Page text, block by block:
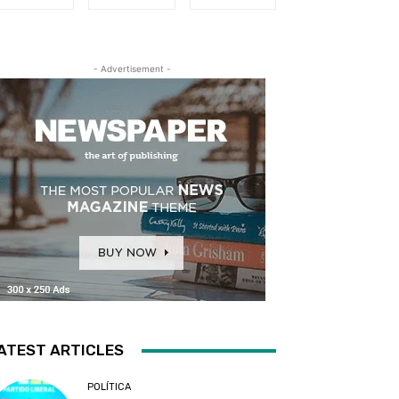
- Advertisement -
ARTICLES
POLÍTICA